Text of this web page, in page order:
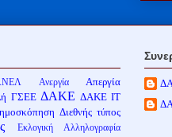
Ανεργία Απεργία
ΓΣΕΕ ΔΑΚΕ ΔΑΚΕ ΙΤ
Διεθνής τύπος
Εκλογική Αλληλογραφία